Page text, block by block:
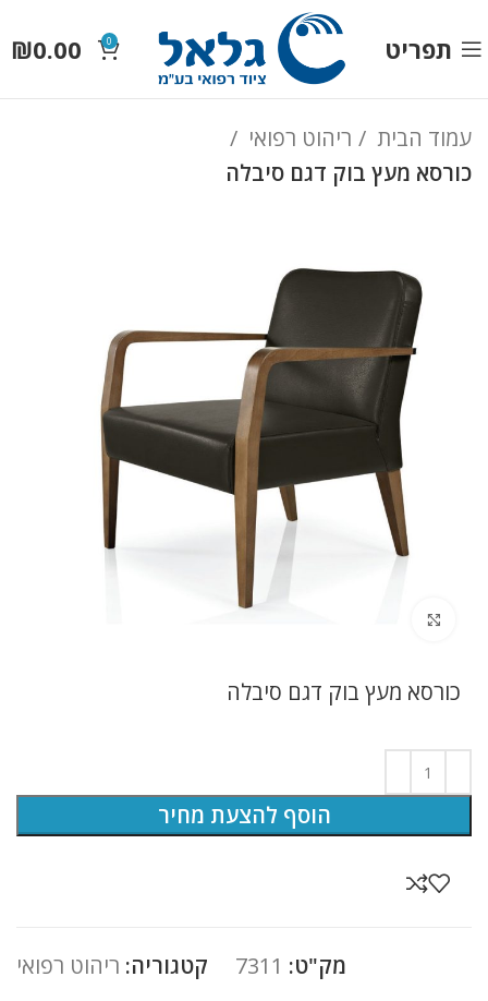
תפריט 0
₪0.00
עמוד הבית
ריהוט רפואי
כורסא מעץ בוק דגם סיבלה
כורסא מעץ בוק דגם סיבלה
הוסף להצעת מחיר
מק"ט: 7311 קטגוריה: ריהוט רפואי